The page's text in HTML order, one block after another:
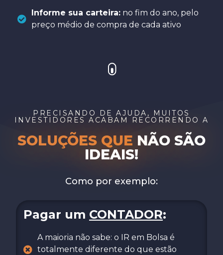
Informe sua carteira:no fim do ano, pelo
preço médio de compra de cada ativo
PRECISANDO DE AJUDA, MUITOS
INVESTIDORES ACABAM RECORRENDO A
SOLUÇÕES QUE NÃO SÃO
IDEAIS!
Como por exemplo:
Pagar um CONTADOR:
A maioria não sabe: o IR em Bolsa é
totalmente diferente do que estão